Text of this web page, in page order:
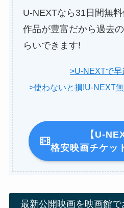
U-NEXTなら31日間無
作品が豊富だから過去
らいできます!
>U-NEXTで
>使わないと損!U-NEXT
【U-
格安映画チケッ
最新公開映画を映画館